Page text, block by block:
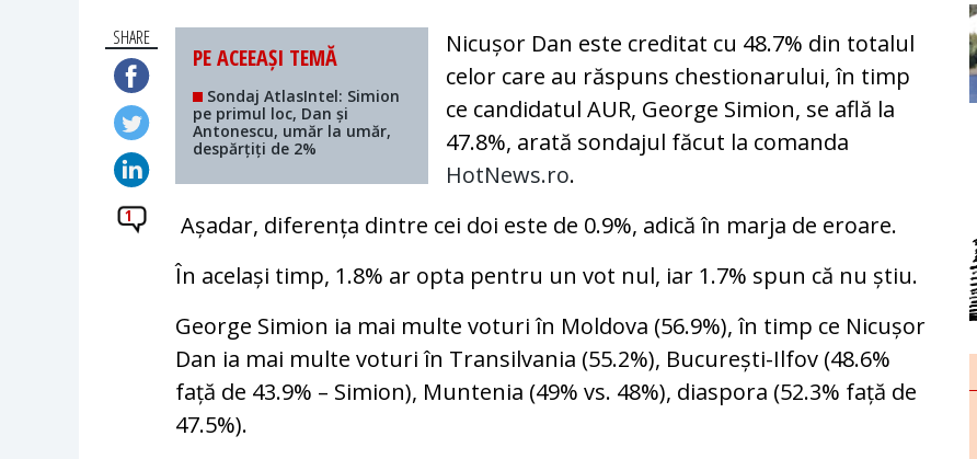
SHARE
1
PE ACEEAȘI TEMĂ
Sondaj AtlasIntel: Simion
pe primul loc, Dan și
Antonescu, umăr la umăr,
despărțiți de 2%
Nicușor Dan este creditat cu 48.7% din totalul
celor care au răspuns chestionarului, în timp
ce candidatul AUR, George Simion, se află la
47.8%, arată sondajul făcut la comanda
HotNews.ro.
Așadar, diferența dintre cei doi este de 0.9%, adică în marja de eroare.
În același timp, 1.8% ar opta pentru un vot nul, iar 1.7% spun că nu știu.
George Simion ia mai multe voturi în Moldova (56.9%), în timp ce Nicușor
Dan ia mai multe voturi în Transilvania (55.2%), București-Ilfov (48.6%
față de 43.9% – Simion), Muntenia (49% vs. 48%), diaspora (52.3% față de
47.5%).